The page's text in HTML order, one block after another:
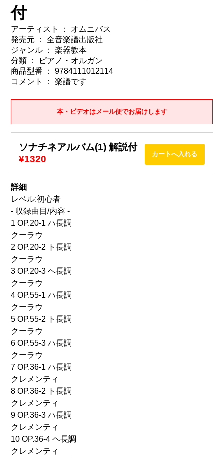
付
アーティスト ： オムニバス
発売元 ： 全音楽譜出版社
ジャンル ： 楽器教本
分類 ： ピアノ・オルガン
商品型番 ： 9784111012114
コメント ： 楽譜です
本・ビデオはメール便でお届けします
ソナチネアルバム(1) 解説付
¥1320
詳細
レベル:初心者
- 収録曲目/内容 -
1 OP.20-1 ハ長調
クーラウ
2 OP.20-2 ト長調
クーラウ
3 OP.20-3 ヘ長調
クーラウ
4 OP.55-1 ハ長調
クーラウ
5 OP.55-2 ト長調
クーラウ
6 OP.55-3 ハ長調
クーラウ
7 OP.36-1 ハ長調
クレメンティ
8 OP.36-2 ト長調
クレメンティ
9 OP.36-3 ハ長調
クレメンティ
10 OP.36-4 ヘ長調
クレメンティ